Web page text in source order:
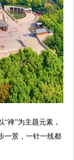
禅”为主题元素，
一景，一针一线都